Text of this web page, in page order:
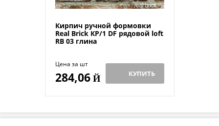
Кирпич ручной формовки
Real Brick КР/1 DF рядовой loft
RB 03 глина
Цена за шт
284,06Й КУПИТЬ